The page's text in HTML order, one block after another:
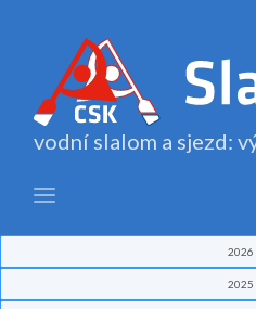
vodní slalom a sjezd:
2026
2025